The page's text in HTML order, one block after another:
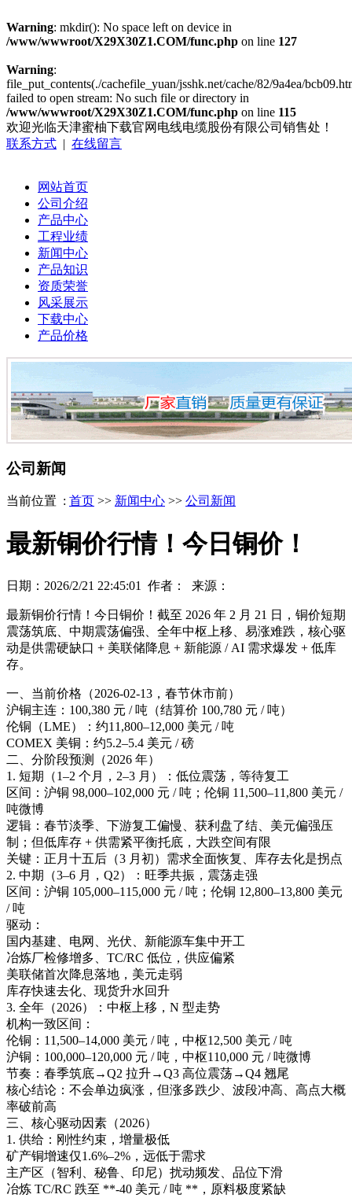
Warning: mkdir(): No space left on device in
/www/wwwroot/X29X30Z1.COM/func.php on line 127
Warning:
file_put_contents(./cachefile_yuan/jsshk.net/cache/82/9a4ea/
failed to open stream: No such file or directory in
/www/wwwroot/X29X30Z1.COM/func.php on line 115
欢迎光临天津蜜柚下载官网电线电缆股份有限公司销售处！
联系方式 | 在线留言
网站首页
公司介绍
产品中心
工程业绩
新闻中心
产品知识
资质荣誉
风采展示
下载中心
产品价格
公司新闻
当前位置 : 首页 >> 新闻中心 >> 公司新闻
最新铜价行情！今日铜价！
日期：2026/2/21 22:45:01 作者： 来源：
最新铜价行情！今日铜价！截至 2026 年 2 月 21 日，铜价短期
震荡筑底、中期震荡偏强、全年中枢上移、易涨难跌，核心驱
动是供需硬缺口 + 美联储降息 + 新能源 / AI 需求爆发 + 低库
存。
一、当前价格（2026-02-13，春节休市前）
沪铜主连：100,380 元 / 吨（结算价 100,780 元 / 吨）
伦铜（LME）：约11,800–12,000 美元 / 吨
COMEX 美铜：约5.2–5.4 美元 / 磅
二、分阶段预测（2026 年）
1. 短期（1–2 个月，2–3 月）：低位震荡，等待复工
区间：沪铜 98,000–102,000 元 / 吨；伦铜 11,500–11,800 美元 /
吨微博
逻辑：春节淡季、下游复工偏慢、获利盘了结、美元偏强压
制；但低库存 + 供需紧平衡托底，大跌空间有限
关键：正月十五后（3 月初）需求全面恢复、库存去化是拐点
2. 中期（3–6 月，Q2）：旺季共振，震荡走强
区间：沪铜 105,000–115,000 元 / 吨；伦铜 12,800–13,800 美元
/ 吨
驱动：
国内基建、电网、光伏、新能源车集中开工
冶炼厂检修增多、TC/RC 低位，供应偏紧
美联储首次降息落地，美元走弱
库存快速去化、现货升水回升
3. 全年（2026）：中枢上移，N 型走势
机构一致区间：
伦铜：11,500–14,000 美元 / 吨，中枢12,500 美元 / 吨
沪铜：100,000–120,000 元 / 吨，中枢110,000 元 / 吨微博
节奏：春季筑底→Q2 拉升→Q3 高位震荡→Q4 翘尾
核心结论：不会单边疯涨，但涨多跌少、波段冲高、高点大概
率破前高
三、核心驱动因素（2026）
1. 供给：刚性约束，增量极低
矿产铜增速仅1.6%–2%，远低于需求
主产区（智利、秘鲁、印尼）扰动频发、品位下滑
冶炼 TC/RC 跌至 **-40 美元 / 吨 **，原料极度紧缺